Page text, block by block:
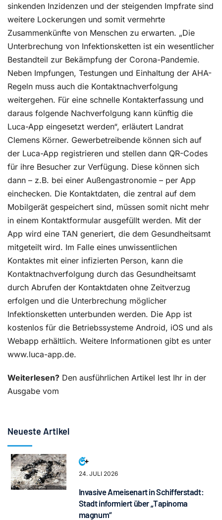
sinkenden Inzidenzen und der steigenden Impfrate sind
weitere Lockerungen und somit vermehrte
Zusammenkünfte von Menschen zu erwarten. „Die
Unterbrechung von Infektionsketten ist ein wesentlicher
Bestandteil zur Bekämpfung der Corona-Pandemie.
Neben Impfungen, Testungen und Einhaltung der AHA-
Regeln muss auch die Kontaktnachverfolgung
weitergehen. Für eine schnelle Kontakterfassung und
daraus folgende Nachverfolgung kann künftig die
Luca-App eingesetzt werden“, erläutert Landrat
Clemens Körner. Gewerbetreibende können sich auf
der Luca-App registrieren und stellen dann QR-Codes
für ihre Besucher zur Verfügung. Diese können sich
dann – z.B. bei einer Außengastronomie – per App
einchecken. Die Kontaktdaten, die zentral auf dem
Mobilgerät gespeichert sind, müssen somit nicht mehr
in einem Kontaktformular ausgefüllt werden. Mit der
App wird eine TAN generiert, die dem Gesundheitsamt
mitgeteilt wird. Im Falle eines unwissentlichen
Kontaktes mit einer infizierten Person, kann die
Kontaktnachverfolgung durch das Gesundheitsamt
durch Abrufen der Kontaktdaten ohne Zeitverzug
erfolgen und die Unterbrechung möglicher
Infektionsketten unterbunden werden. Die App ist
kostenlos für die Betriebssysteme Android, iOS und als
Webapp erhältlich. Weitere Informationen gibt es unter
www.luca-app.de.
Weiterlesen? Den ausführlichen Artikel lest Ihr in der
Ausgabe vom
Neueste Artikel
24. JULI 2026
Invasive Ameisenart in Schifferstadt:
Stadt informiert über „Tapinoma
magnum“